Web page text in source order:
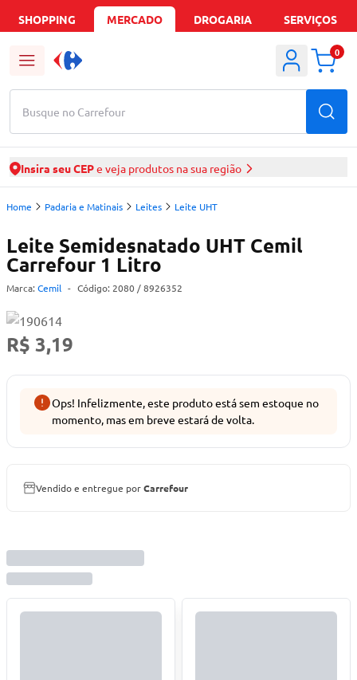
SHOPPING MERCADO DROGARIA SERVIÇOS
Busque no Carrefour
0
Insira seu CEPe veja produtos na sua região
Home Padaria e Matinais Leites Leite UHT
Leite Semidesnatado UHT Cemil
Carrefour 1 Litro
Marca: Cemil - Código: 2080 / 8926352
R$ 3,19
Ops! Infelizmente, este produto está sem estoque no
momento, mas em breve estará de volta.
Vendido e entregue porCarrefour